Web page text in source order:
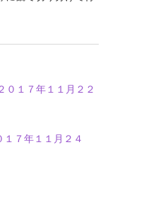
０１７年１１月２２
７年１１月２４